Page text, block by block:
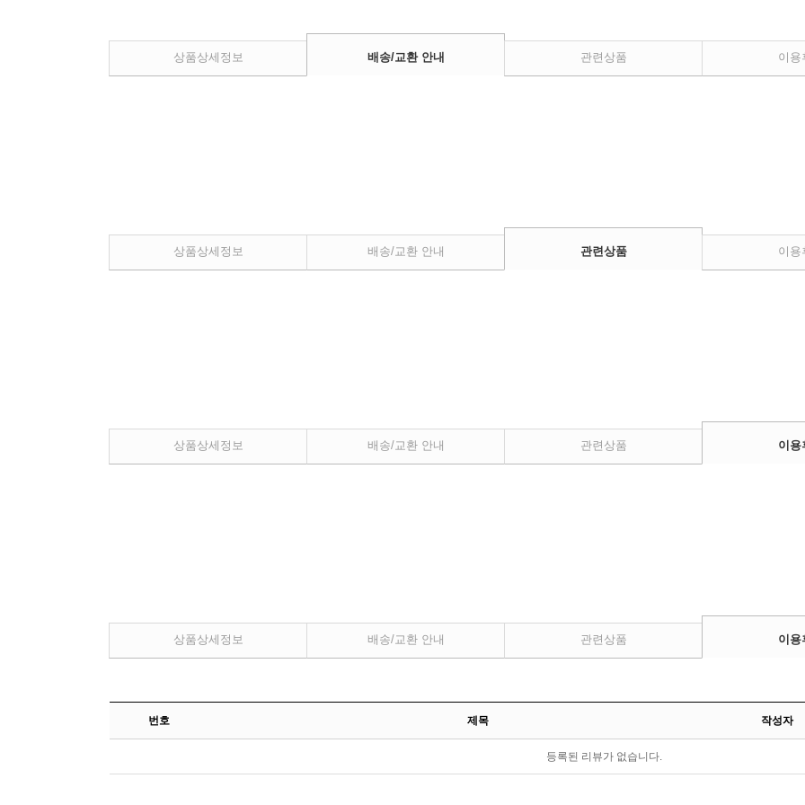
상품상세정보 배송/교환 안내 관련상품 이용
상품상세정보 배송/교환 안내 관련상품 이용
상품상세정보 배송/교환 안내 관련상품 이용
상품상세정보 배송/교환 안내 관련상품 이용
번호 제목 작성자
등록된 리뷰가 없습니다.